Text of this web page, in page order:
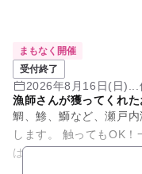
まもなく開催
受付終了
2026年8月16日(日)...
漁師さんが獲ってくれ
鯛、鯵、鰤など、瀬戸
します。 触ってもOK
はお魚をみんなで食べてみましょう。 回